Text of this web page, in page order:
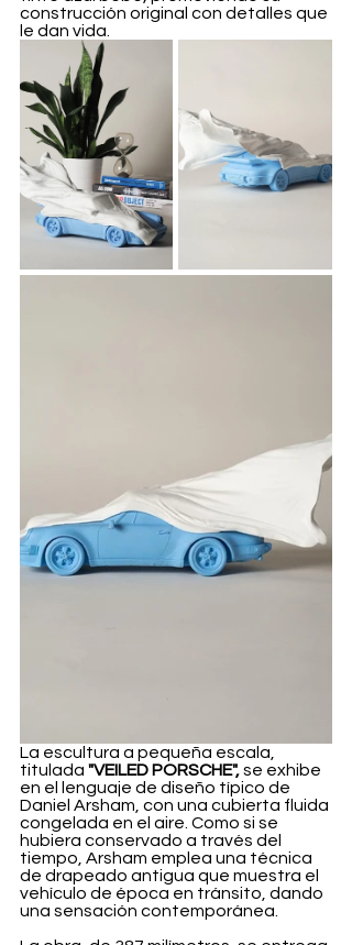
construcción original con detalles que
le dan vida.
La escultura a pequeña escala,
titulada "VEILED PORSCHE", se exhibe
en el lenguaje de diseño típico de
Daniel Arsham, con una cubierta fluida
congelada en el aire. Como si se
hubiera conservado a través del
tiempo, Arsham emplea una técnica
de drapeado antigua que muestra el
vehículo de época en tránsito, dando
una sensación contemporánea.